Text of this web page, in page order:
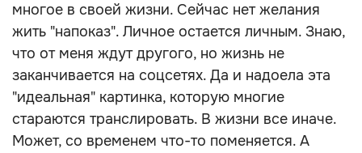
многое в своей жизни. Сейчас нет желания
жить "напоказ". Личное остается личным. Знаю,
что от меня ждут другого, но жизнь не
заканчивается на соцсетях. Да и надоела эта
"идеальная" картинка, которую многие
стараются транслировать. В жизни все иначе.
Может, со временем что-то поменяется. А